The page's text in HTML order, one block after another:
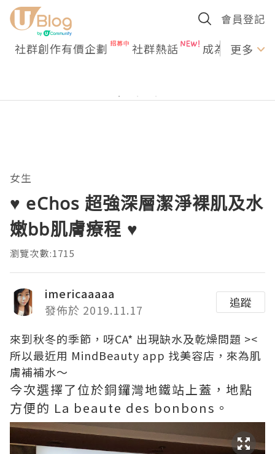
會員登記
社群創作有價企劃 社群熱話 成為U更多
女生
♥ eChos 超強深層潔淨裸肌及水
嫩bb肌膚療程 ♥
瀏覽次數:1715
imericaaaaa
發佈於 2019.11.17
追蹤
來到秋冬的季節，呀CA* 出現缺水及乾燥問題 ><
所以最近用 MindBeauty app 找美容店，來為肌
膚補補水～
今次選擇了位於銅鑼灣地鐵站上蓋，地點
方便的 La beaute des bonbons。